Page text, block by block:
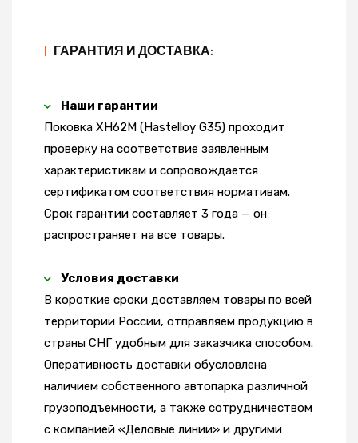
| ГАРАНТИЯ И ДОСТАВКА:
Наши гарантии
Поковка ХН62М (Hastelloy G35) проходит
проверку на соответствие заявленным
характеристикам и сопровождается
сертификатом соответствия нормативам.
Срок гарантии составляет 3 года — он
распространяет на все товары.
Условия доставки
В короткие сроки доставляем товары по всей
территории России, отправляем продукцию в
страны СНГ удобным для заказчика способом.
Оперативность доставки обусловлена
наличием собственного автопарка различной
грузоподъемности, а также сотрудничеством
с компанией «Деловые линии» и другими